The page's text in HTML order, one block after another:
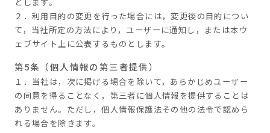
２．利用目的の変更を行った場合には，変更後の目的につい
て，当社所定の方法により，ユーザーに通知し，または本ウ
ェブサイト上に公表するものとします。
第5条（個人情報の第三者提供）
１．当社は，次に掲げる場合を除いて，あらかじめユーザー
の同意を得ることなく，第三者に個人情報を提供することは
ありません。ただし，個人情報保護法その他の法令で認めら
れる場合を除きます。